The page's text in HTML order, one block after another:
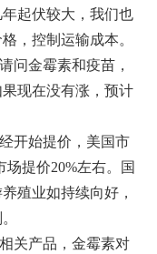
起伏较大，我们也
，控制运输成本。
问金霉素和疫苗，
现在没有涨，预计
开始提价，美国市
提价20%左右。国
殖业如持续向好，
关产品，金霉素对